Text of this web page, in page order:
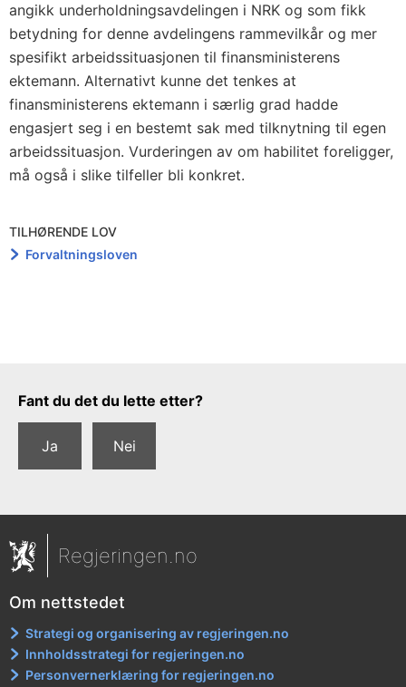
angikk underholdningsavdelingen i NRK og som fikk
betydning for denne avdelingens rammevilkår og mer
spesifikt arbeidssituasjonen til finansministerens
ektemann. Alternativt kunne det tenkes at
finansministerens ektemann i særlig grad hadde
engasjert seg i en bestemt sak med tilknytning til egen
arbeidssituasjon. Vurderingen av om habilitet foreligger,
må også i slike tilfeller bli konkret.
TILHØRENDE LOV
Forvaltningsloven
Tilbakemeldingsskjema
Fant du det du lette etter?
Ja Nei
Regjeringen.no
Om nettstedet
Strategi og organisering av regjeringen.no
Innholdsstrategi for regjeringen.no
Personvernerklæring for regjeringen.no